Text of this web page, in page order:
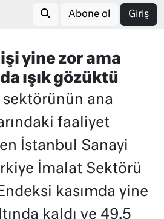
Abone ol Giriş
işi yine zor ama
ışık gözüktü
sektörünün ana
faaliyet
İstanbul Sanayi
İmalat Sektörü
kasımda yine
kaldı ve 49,5